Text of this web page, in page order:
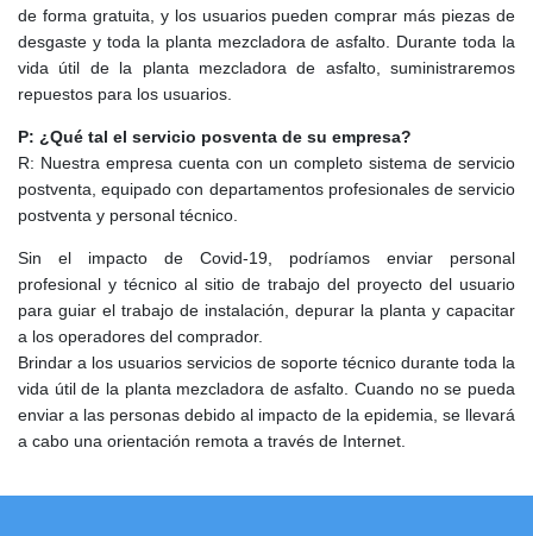
de forma gratuita, y los usuarios pueden comprar más piezas de
desgaste y toda la planta mezcladora de asfalto. Durante toda la
vida útil de la planta mezcladora de asfalto, suministraremos
repuestos para los usuarios.
P: ¿Qué tal el servicio posventa de su empresa?
R: Nuestra empresa cuenta con un completo sistema de servicio
postventa, equipado con departamentos profesionales de servicio
postventa y personal técnico.
Sin el impacto de Covid-19, podríamos enviar personal
profesional y técnico al sitio de trabajo del proyecto del usuario
para guiar el trabajo de instalación, depurar la planta y capacitar
a los operadores del comprador.
Brindar a los usuarios servicios de soporte técnico durante toda la
vida útil de la planta mezcladora de asfalto. Cuando no se pueda
enviar a las personas debido al impacto de la epidemia, se llevará
a cabo una orientación remota a través de Internet.